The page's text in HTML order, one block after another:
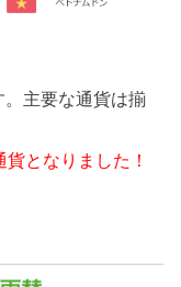
主要な通貨は揃
となりました！